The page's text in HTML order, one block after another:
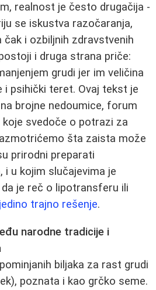
realnost je često drugačija -
se iskustva razočaranja,
i ozbiljnih zdravstvenih
i druga strana priče:
grudi jer im veličina
psihički teret. Ovaj tekst je
brojne nedoumice, forum
svedoče o potrazi za
šta zaista može
prirodni preparati
i u kojim slučajevima je
je reč o lipotransferu ili
jedino trajno rešenje.
narodne tradicije i
biljaka za rast grudi
poznata i kao grčko seme.